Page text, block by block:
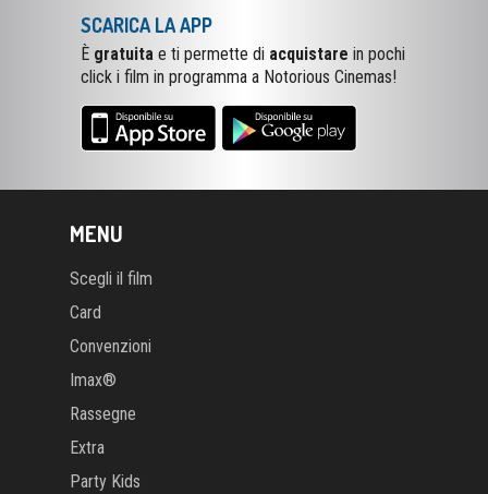
SCARICA LA APP
È gratuita e ti permette di acquistare in pochi
click i film in programma a Notorious Cinemas!
MENU
Scegli il film
Card
Convenzioni
Imax®
Rassegne
Extra
Party Kids